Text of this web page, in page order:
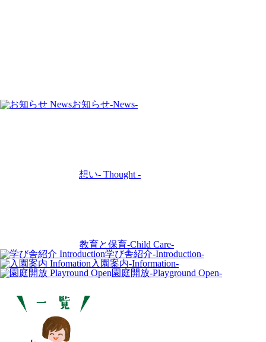
お知らせ-News-
想い- Thought -
教育と保育-Child Care-
学び舎紹介-Introduction-
入園案内-Information-
園庭開放-Playground Open-